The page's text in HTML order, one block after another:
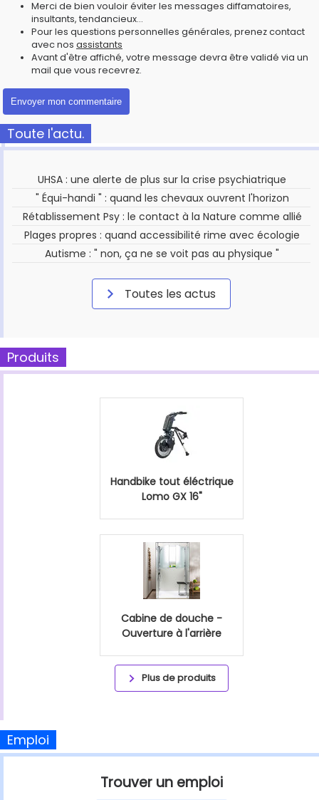
Merci de bien vouloir éviter les messages diffamatoires,
insultants, tendancieux...
Pour les questions personnelles générales, prenez contact
avec nos assistants
Avant d'être affiché, votre message devra être validé via un
mail que vous recevrez.
Toute l'actu.
UHSA : une alerte de plus sur la crise psychiatrique
" Équi-handi " : quand les chevaux ouvrent l'horizon
Rétablissement Psy : le contact à la Nature comme allié
Plages propres : quand accessibilité rime avec écologie
Autisme : " non, ça ne se voit pas au physique "
Toutes les actus
Produits
Handbike tout éléctrique
Lomo GX 16"
Cabine de douche -
Ouverture à l'arrière
Plus de produits
Emploi
Trouver un emploi